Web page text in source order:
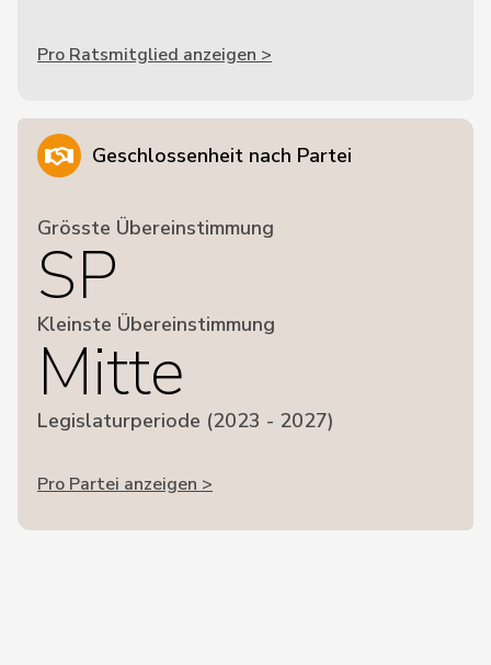
Pro Ratsmitglied anzeigen >
Geschlossenheit nach Partei
Grösste Übereinstimmung
SP
Kleinste Übereinstimmung
Mitte
Legislaturperiode (2023 - 2027)
Pro Partei anzeigen >